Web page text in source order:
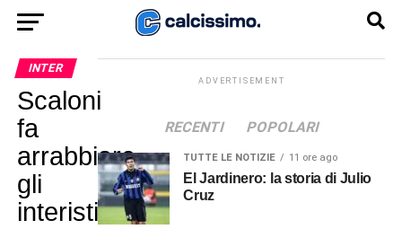
INTER
Scaloni
fa
arrabbiare
gli
interisti:
ADVERTISEMENT
RECENTI POPOLARI
TUTTE LE NOTIZIE 11 ore ago
El Jardinero: la storia di Julio
Cruz